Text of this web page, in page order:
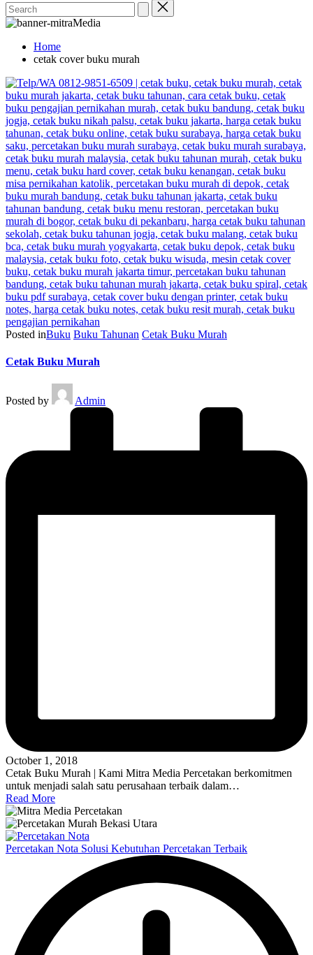
Home
cetak cover buku murah
Posted inBuku Buku Tahunan Cetak Buku Murah
Cetak Buku Murah
Posted by Admin
October 1, 2018
Cetak Buku Murah | Kami Mitra Media Percetakan berkomitmen
untuk menjadi salah satu perusahaan terbaik dalam…
Read More
Percetakan Nota Solusi Kebutuhan Percetakan Terbaik